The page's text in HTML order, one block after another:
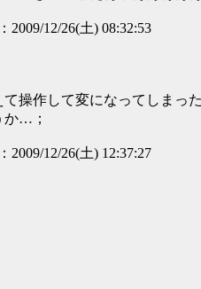
： 2009/12/26(土) 08:32:53
操作して変になってしまっ
か…；
： 2009/12/26(土) 12:37:27